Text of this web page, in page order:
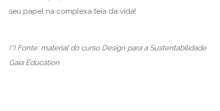
seu papel na complexa teia da vida!
(*) Fonte: material do curso Design para a Sustentabilidade
Gaia Education